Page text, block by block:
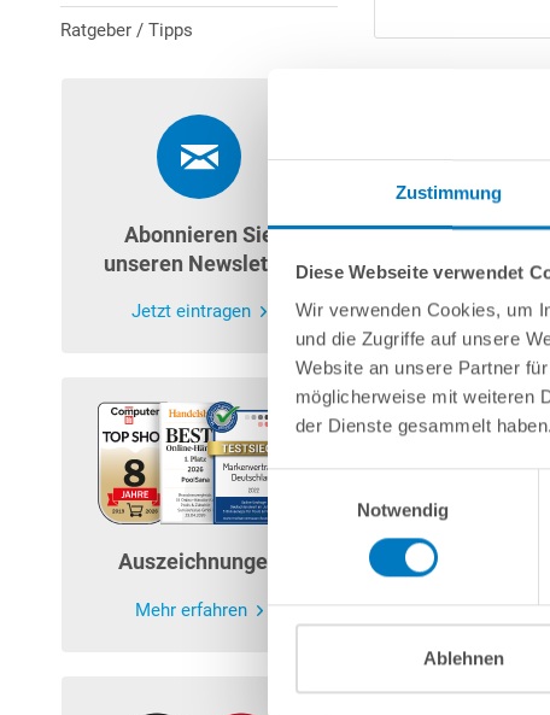
Zustimmung
Diese Webseite verwendet
Wir verwenden Cookies, um
und die Zugriffe auf unsere
Website an unsere Partner
möglicherweise mit weiteren
der Dienste gesammelt haben.
Einwilligungsauswahl
Notwendig
Ablehnen
Ratgeber / Tipps
Abonnieren Sie
unseren Newsletter
Jetzt eintragen
Auszeichnungen
Mehr erfahren